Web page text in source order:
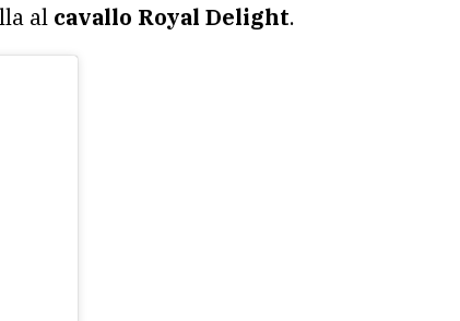
al cavallo Royal Delight.